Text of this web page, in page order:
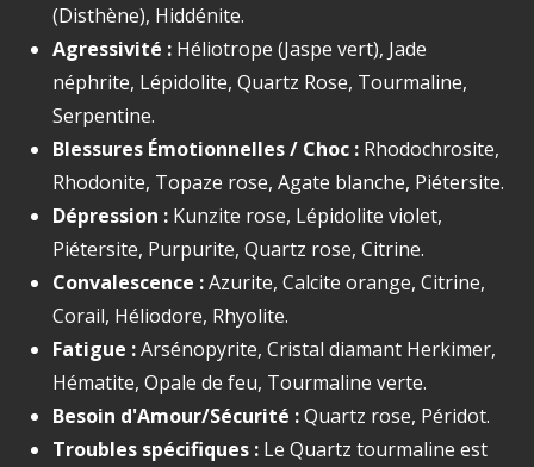
(Disthène), Hiddénite.
Agressivité : Héliotrope (Jaspe vert), Jade
néphrite, Lépidolite, Quartz Rose, Tourmaline,
Serpentine.
Blessures Émotionnelles / Choc : Rhodochrosite,
Rhodonite, Topaze rose, Agate blanche, Piétersite.
Dépression : Kunzite rose, Lépidolite violet,
Piétersite, Purpurite, Quartz rose, Citrine.
Convalescence :Azurite, Calcite orange, Citrine,
Corail, Héliodore, Rhyolite.
Fatigue :Arsénopyrite, Cristal diamant Herkimer,
Hématite, Opale de feu, Tourmaline verte.
Besoin d'Amour/Sécurité :Quartz rose, Péridot.
Troubles spécifiques : Le Quartz tourmaline est